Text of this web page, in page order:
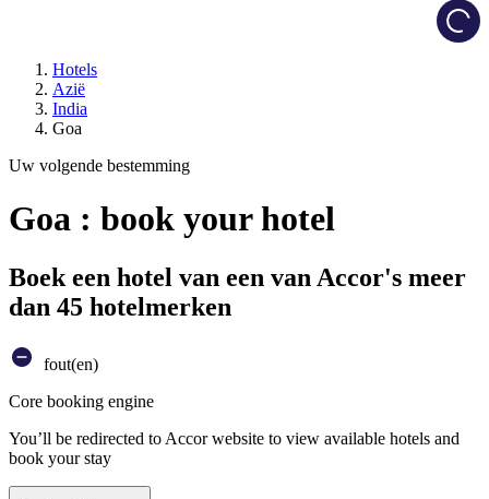
Hotels
Azië
India
Goa
Uw volgende bestemming
Goa : book your hotel
Boek een hotel van een van Accor's meer
dan 45 hotelmerken
fout(en)
Core booking engine
You’ll be redirected to Accor website to view available hotels and
book your stay